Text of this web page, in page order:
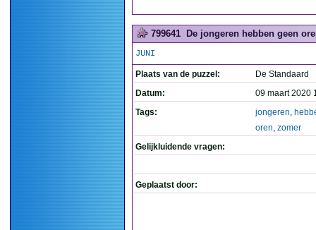
799641 De jongeren hebben geen
JUNI
Plaats van de puzzel:
De Standaard
Datum:
09 maart 2020
Tags:
jongeren,
oren, zomer
Gelijkluidende vragen:
Geplaatst door: